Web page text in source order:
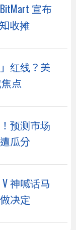
宣布
收摊
红线？美
点
预测市场
瓜分
神喊话马
决定